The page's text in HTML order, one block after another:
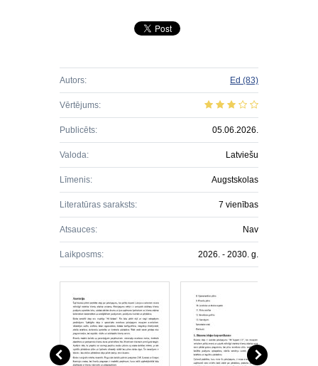
Autors: Ed (83)
Vērtējums:
Publicēts: 05.06.2026.
Valoda: Latviešu
Līmenis: Augstskolas
Literatūras saraksts: 7 vienības
Atsauces: Nav
Laikposms: 2026. - 2030. g.